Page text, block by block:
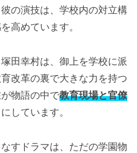
の演技は、学校内の対立構
高めています。
田幸村は、御上を学校に派
改革の裏で大きな力を持つ
物語の中で教育現場と官僚
しています。
すドラマは、ただの学園物